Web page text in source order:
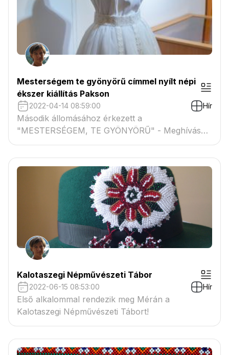
Mesterségem te gyönyörű címmel nyílt népi
ékszer kiállítás Pakson
2022-04-14 08:59:00 Hír
Második állomásához érkezett a
"MESTERSÉGEM, TE GYÖNYÖRŰ" - Meghívásos
népi ékszer kiállítás
Kalotaszegi Népművészeti Tábor
2022-06-15 08:53:00 Hír
Első alkalommal rendezik meg Mérán a
Kalotaszegi Népművészeti Tábort!